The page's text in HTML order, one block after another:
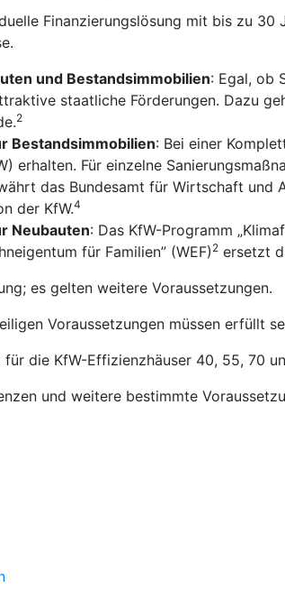
Finanzierungslösung mit bis zu 30
und Bestandsimmobilien: Egal, ob
staatliche Förderungen. Dazu
2
Bestandsimmobilien: Bei einer
erhalten. Für einzelne
das Bundesamt für Wirtschaft und
der KfW.4
Neubauten: Das KfW-Programm
für Familien” (WEF)2 ersetzt
es gelten weitere Voraussetzungen.
Voraussetzungen müssen erfüllt
die KfW-Effizienzhäuser 40, 55, 70
und weitere bestimmte